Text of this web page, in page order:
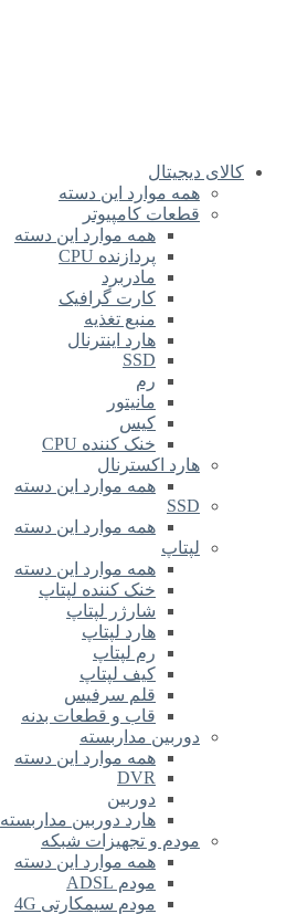
کالای دیجیتال
همه موارد این دسته
قطعات کامپیوتر
همه موارد این دسته
پردازنده CPU
مادربرد
کارت گرافیک
منبع تغذیه
هارد اینترنال
SSD
رم
مانیتور
کیس
خنک کننده CPU
هارد اکسترنال
همه موارد این دسته
SSD
همه موارد این دسته
لپتاپ
همه موارد این دسته
خنک کننده لپتاپ
شارژر لپتاپ
هارد لپتاپ
رم لپتاپ
کیف لپتاپ
قلم سرفیس
قاب و قطعات بدنه
دوربین مداربسته
همه موارد این دسته
DVR
دوربین
هارد دوربین مداربسته
مودم و تجهیزات شبکه
همه موارد این دسته
مودم ADSL
مودم سیمکارتی 4G